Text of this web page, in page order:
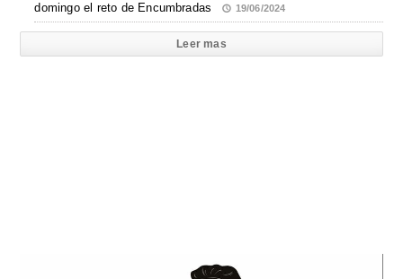
domingo el reto de Encumbradas
19/06/2024
Leer mas